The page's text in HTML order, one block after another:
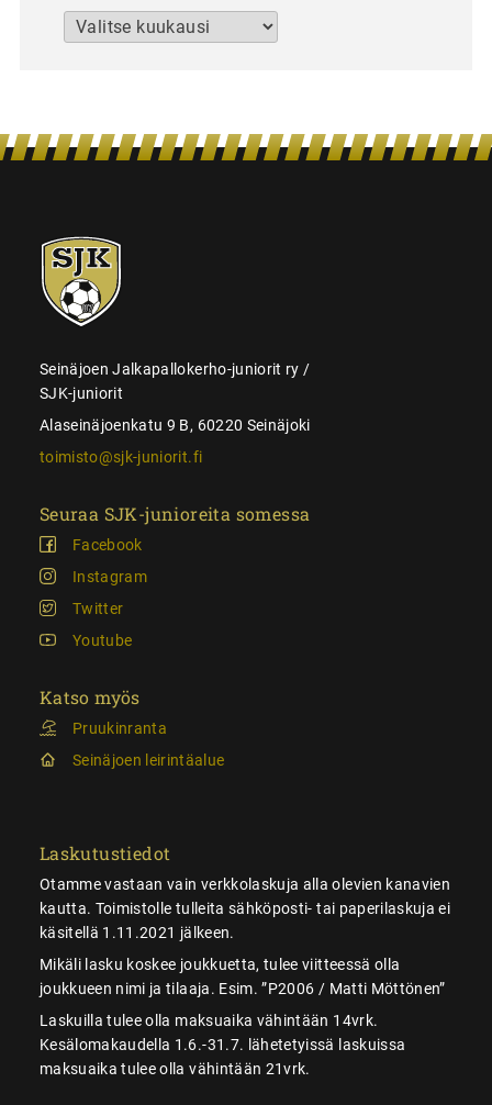
Arkistot
SJK-
juniorit
Seinäjoen Jalkapallokerho-juniorit ry /
SJK-juniorit
Alaseinäjoenkatu 9 B, 60220 Seinäjoki
toimisto@sjk-juniorit.fi
Seuraa SJK-junioreita somessa
Facebook
Instagram
Twitter
Youtube
Katso myös
Pruukinranta
Seinäjoen leirintäalue
Laskutustiedot
Otamme vastaan vain verkkolaskuja alla olevien kanavien
kautta. Toimistolle tulleita sähköposti- tai paperilaskuja ei
käsitellä 1.11.2021 jälkeen.
Mikäli lasku koskee joukkuetta, tulee viitteessä olla
joukkueen nimi ja tilaaja. Esim. ”P2006 / Matti Möttönen”
Laskuilla tulee olla maksuaika vähintään 14vrk.
Kesälomakaudella 1.6.-31.7. lähetetyissä laskuissa
maksuaika tulee olla vähintään 21vrk.